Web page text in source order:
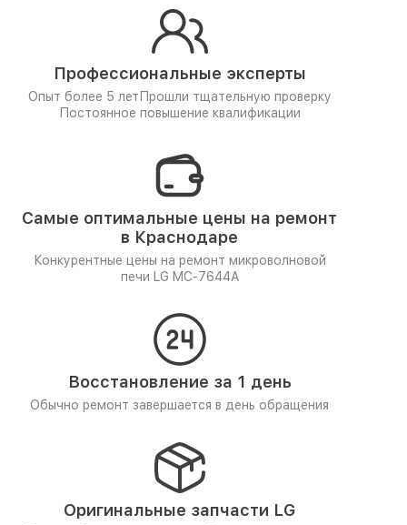
Профессиональные эксперты
Опыт более 5 лет Прошли тщательную проверку
Постоянное повышение квалификации
Самые оптимальные цены на ремонт
в Краснодаре
Конкурентные цены на ремонт микроволновой
печи LG MC-7644A
Восстановление за 1 день
Обычно ремонт завершается в день обращения
Оригинальные запчасти LG